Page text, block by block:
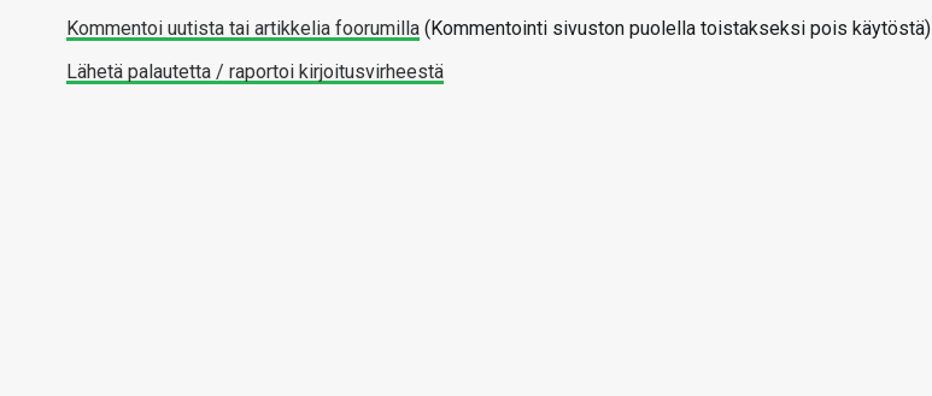
Kommentoi uutista tai artikkelia foorumilla (Kommentointi sivuston puolella toistakseksi pois käytöstä)
Lähetä palautetta / raportoi kirjoitusvirheestä